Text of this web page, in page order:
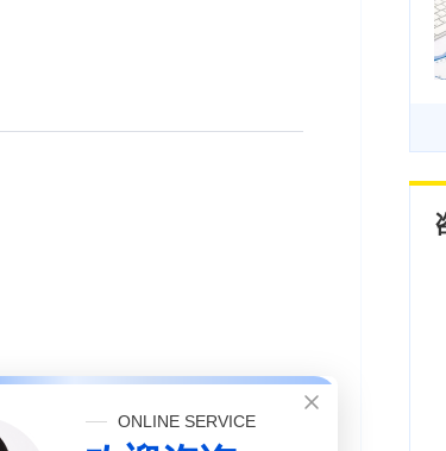
ONLINE SERVICE